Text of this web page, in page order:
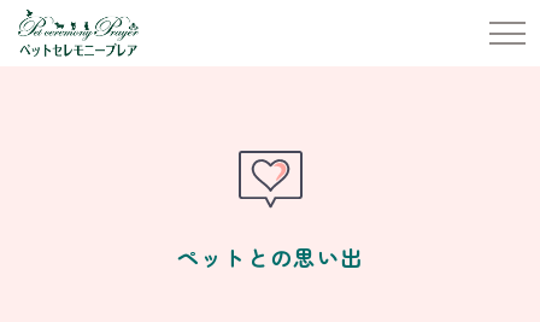
ペットとの思い出